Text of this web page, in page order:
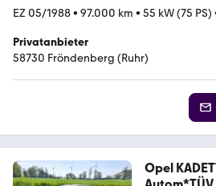
EZ 05/1988• 97.000 km • 55 kW (75 PS)
Privatanbieter
58730 Fröndenberg (Ruhr)
Opel